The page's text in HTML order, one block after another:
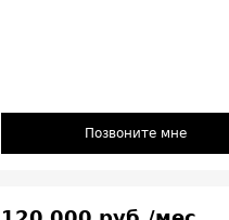
Позвоните мне